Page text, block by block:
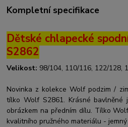
Kompletní specifikace
Dětské chlapecké
S2862
Velikost: 98/104, 110/116, 122/128,
Novinka z kolekce Wolf podzim /
tílko Wolf S2861. Krásné bavlněné
obrázkem na předním dílu. Tílko
kvalitního pružného materiálu -